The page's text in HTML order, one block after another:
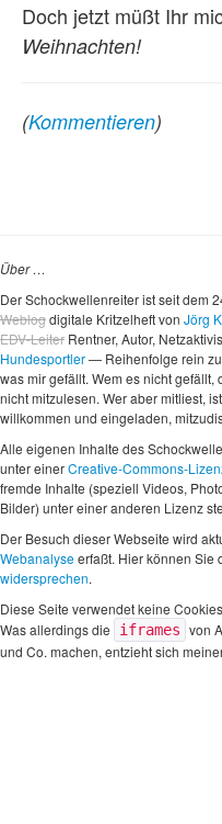
Doch jetzt müßt Ihr
Weihnachten!
(Kommentieren)
Über …
Der Schockwellenreiter ist seit dem
Weblogdigitale Kritzelheft von Jörg
EDV-Leiter Rentner, Autor,
Hundesportler— Reihenfolge rein
was mir gefällt. Wem es nicht gefällt,
nicht mitzulesen. Wer aber mitliest,
willkommen und eingeladen,
Alle eigenen Inhalte des
unter einerCreative-Commons-
fremde Inhalte (speziell Videos,
Bilder) unter einer anderen Lizenz
Der Besuch dieser Webseite wird
Webanalyseerfaßt. Hier können Sie
widersprechen.
Diese Seite verwendet keine
Was allerdings die
iframes von
und Co. machen, entzieht sich